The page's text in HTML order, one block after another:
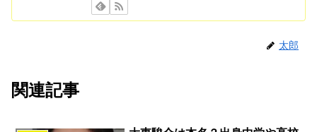
太郎
関連記事